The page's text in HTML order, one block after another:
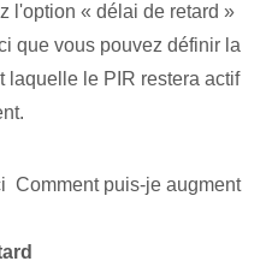
l'option ⁤« délai de retard »
que vous pouvez définir la
laquelle le PIR restera actif
Comment puis-je augment